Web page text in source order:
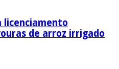
licenciamento
de arroz irrigado